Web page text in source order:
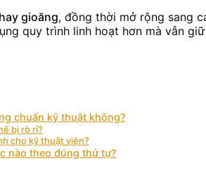
gioăng, đồng thời mở rộng sang
quy trình linh hoạt hơn mà vẫn
chuẩn kỹ thuật không?
bị rò rỉ?
cho kỹ thuật viên?
nào theo đúng thứ tự?